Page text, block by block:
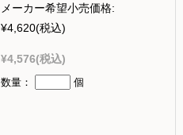
メーカー希望小売価格:
¥4,620(税込)
¥4,576(税込)
数量： 個